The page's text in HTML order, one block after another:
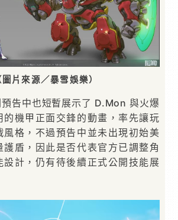
圖片來源／暴雪娛樂）
告中也短暫展示了 D.Mon 與火爆
的機甲正面交鋒的動畫，率先讓玩
風格，不過預告中並未出現初始美
護盾，因此是否代表官方已調整角
設計，仍有待後續正式公開技能展